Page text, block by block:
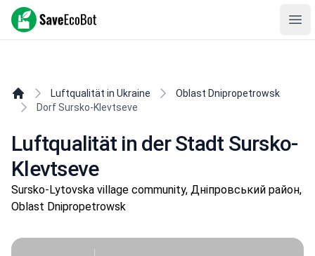
SaveEcoBot
Luftqualität in Ukraine
Oblast Dnipropetrowsk
Dorf Sursko-Klevtseve
Luftqualität in der Stadt Sursko-
Klevtseve
Sursko-Lytovska village community, Дніпровський район,
Oblast Dnipropetrowsk